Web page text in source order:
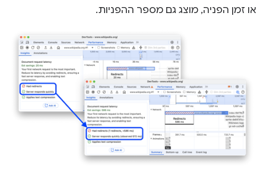
או זמן הפניה, מוצג גם מספר ההפניות.